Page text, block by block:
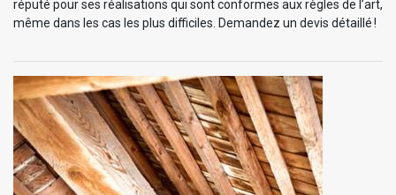
réputé pour ses réalisations qui sont conformes aux règles de l’art,
même dans les cas les plus difficiles. Demandez un devis détaillé !